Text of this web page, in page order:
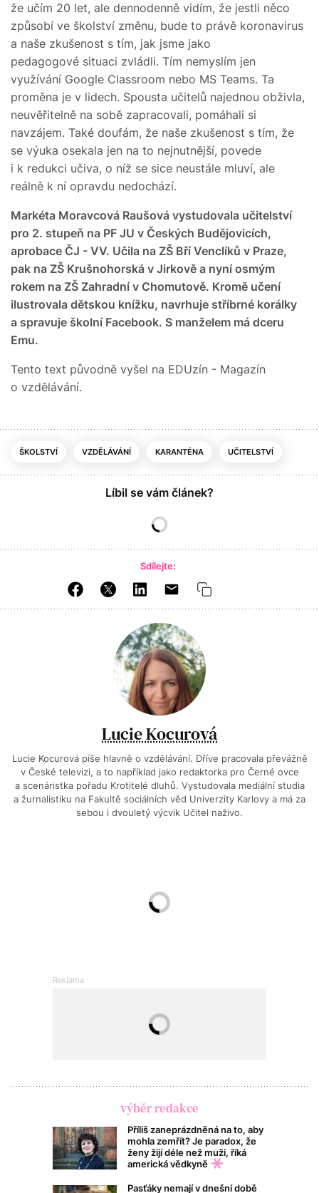
že učím 20 let, ale dennodenně vidím, že jestli něco
způsobí ve školství změnu, bude to právě koronavirus
a naše zkušenost s tím, jak jsme jako
pedagogové situaci zvládli. Tím nemyslím jen
využívání Google Classroom nebo MS Teams. Ta
proměna je v lidech. Spousta učitelů najednou obživla,
neuvěřitelně na sobě zapracovali, pomáhali si
navzájem. Také doufám, že naše zkušenost s tím, že
se výuka osekala jen na to nejnutnější, povede
i k redukci učiva, o níž se sice neustále mluví, ale
reálně k ní opravdu nedochází.
Markéta Moravcová Raušová vystudovala učitelství
pro 2. stupeň na PF JU v Českých Budějovicích,
aprobace ČJ - VV. Učila na ZŠ Bří Venclíků v Praze,
pak na ZŠ Krušnohorská v Jirkově a nyní osmým
rokem na ZŠ Zahradní v Chomutově. Kromě učení
ilustrovala dětskou knížku, navrhuje stříbrné korálky
a spravuje školní Facebook. S manželem má dceru
Emu.
Tento text původně vyšel na EDUzín - Magazín
o vzdělávání.
ŠKOLSTVÍ VZDĚLÁVÁNÍ KARANTÉNA UČITELSTVÍ
Líbil se vám článek?
Sdílejte:
Lucie Kocurová
Lucie Kocurová píše hlavně o vzdělávání. Dříve pracovala převážně
v České televizi, a to například jako redaktorka pro Černé ovce
a scenáristka pořadu Krotitelé dluhů. Vystudovala mediální studia
a žurnalistiku na Fakultě sociálních věd Univerzity Karlovy a má za
sebou i dvouletý výcvik Učitel naživo.
výběr redakce
Příliš zaneprázdněná na to, aby
mohla zemřít? Je paradox, že
ženy žijí déle než muži, říká
americká vědkyně
Pasťáky nemají v dnešní době